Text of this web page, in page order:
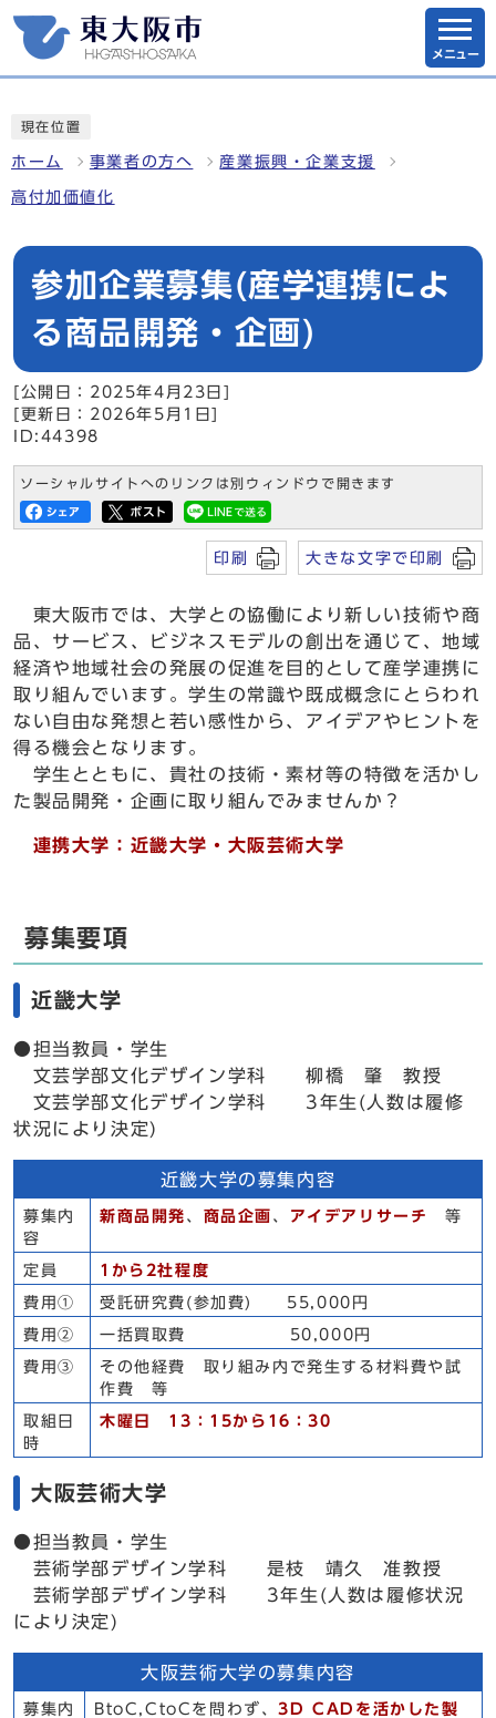
メニュー
現在位置
ホーム 事業者の方へ 産業振興・企業支援
高付加価値化
参加企業募集(産学連携によ
る商品開発・企画)
[公開日：2025年4月23日]
[更新日：2026年5月1日]
ID:44398
ソーシャルサイトへのリンクは別ウィンドウで開きます
印刷 大きな文字で印刷
東大阪市では、大学との協働により新しい技術や商
品、サービス、ビジネスモデルの創出を通じて、地域
経済や地域社会の発展の促進を目的として産学連携に
取り組んでいます。学生の常識や既成概念にとらわれ
ない自由な発想と若い感性から、アイデアやヒントを
得る機会となります。
学生とともに、貴社の技術・素材等の特徴を活かし
た製品開発・企画に取り組んでみませんか？
連携大学：近畿大学・大阪芸術大学
募集要項
近畿大学
●担当教員・学生
文芸学部文化デザイン学科 柳橋 肇 教授
文芸学部文化デザイン学科 3年生(人数は履修
状況により決定)
近畿大学の募集内容
募集内
容
新商品開発 、 商品企画 、 アイデアリサーチ 等
定員 1から2社程度
費用① 受託研究費(参加費) 55,000円
費用② 一括買取費 50,000円
費用③
その他経費 取り組み内で発生する材料費や試
作費 等
取組日
時
木曜日 13：15から16：30
大阪芸術大学
●担当教員・学生
芸術学部デザイン学科 是枝 靖久 准教授
芸術学部デザイン学科 3年生(人数は履修状況
により決定)
大阪芸術大学の募集内容
募集内
BtoC,CtoCを問わず、3D CADを活かした製